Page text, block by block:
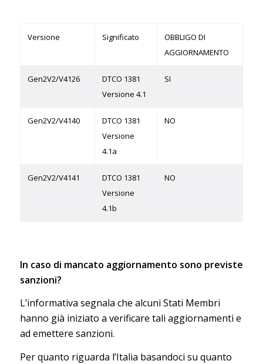
Versione Significato
OBBLIGO DI
AGGIORNAMENTO
Gen2V2/V4126
DTCO 1381
Versione 4.1
SI
Gen2V2/V4140
DTCO 1381
Versione
4.1a
NO
Gen2V2/V4141
DTCO 1381
Versione
4.1b
NO
In caso di mancato aggiornamento sono previste
sanzioni?
L’informativa segnala che alcuni Stati Membri
hanno già iniziato a verificare tali aggiornamenti e
ad emettere sanzioni.
Per quanto riguarda l’Italia basandoci su quanto